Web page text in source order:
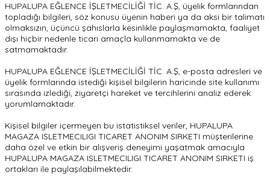
HUPALUPA EĞLENCE İŞLETMECİLİĞİ TİC. A.Ş, üyelik formlarından
topladığı bilgileri, söz konusu üyenin haberi ya da aksi bir talimatı
olmaksızın, üçüncü şahıslarla kesinlikle paylaşmamakta, faaliyet
dışı hiçbir nedenle ticari amaçla kullanmamakta ve de
satmamaktadır.
HUPALUPA EĞLENCE İŞLETMECİLİĞİ TİC. A.Ş, e-posta adresleri ve
üyelik formlarında istediği kişisel bilgilerin haricinde site kullanımı
sırasında izlediği, ziyaretçi hareket ve tercihlerini analiz ederek
yorumlamaktadır.
Kişisel bilgiler içermeyen bu istatistiksel veriler, HUPALUPA
MAGAZA ISLETMECILIGI TICARET ANONIM SIRKETI müşterilerine
daha özel ve etkin bir alışveriş deneyimi yaşatmak amacıyla
HUPALUPA MAGAZA ISLETMECILIGI TICARET ANONIM SIRKETI iş
ortakları ile paylaşılabilmektedir.